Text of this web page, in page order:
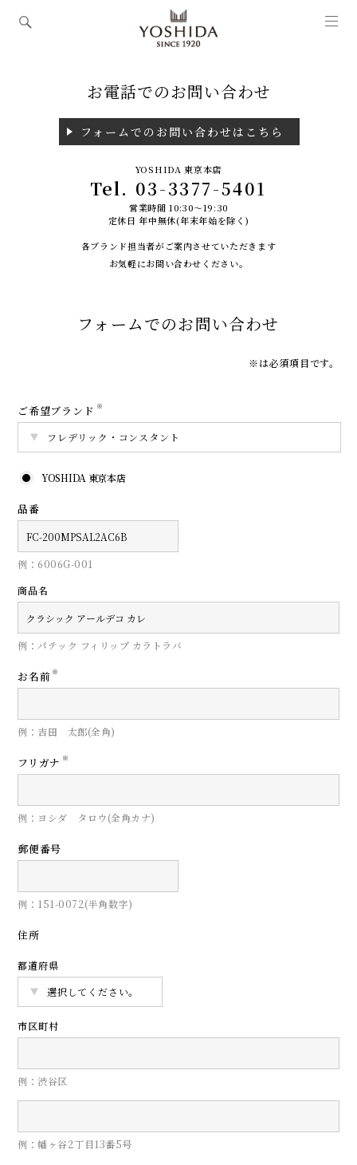
お電話でのお問い合わせ
フォームでのお問い合わせはこちら
YOSHIDA 東京本店
Tel. 03-3377-5401
営業時間 10:30～19:30
定休日 年中無休(年末年始を除く)
各ブランド担当者がご案内させていただきます
お気軽にお問い合わせください。
フォームでのお問い合わせ
※は必須項目です。
ご希望ブランド ※
YOSHIDA 東京本店
品番
例：6006G-001
商品名
例：パテック フィリップ カラトラバ
お名前 ※
例：吉田 太郎(全角)
フリガナ ※
例：ヨシダ タロウ(全角カナ)
郵便番号
例：151-0072(半角数字)
住所
都道府県
市区町村
例：渋谷区
例：幡ヶ谷2丁目13番5号